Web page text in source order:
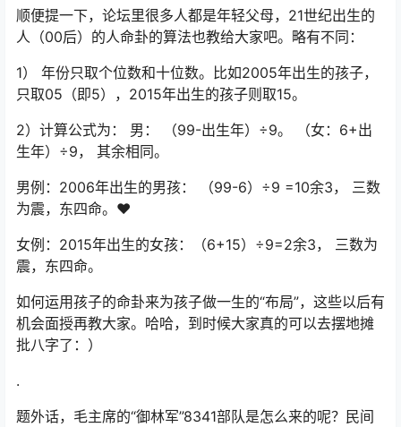
顺便提一下，论坛里很多人都是年轻父母，21世纪出生的
人（00后）的人命卦的算法也教给大家吧。略有不同：
1） 年份只取个位数和十位数。比如2005年出生的孩子，
只取05（即5），2015年出生的孩子则取15。
2）计算公式为： 男： （99-出生年）÷9。 （女：6+出
生年）÷9， 其余相同。
男例：2006年出生的男孩： （99-6）÷9 =10余3， 三数
为震，东四命。❤️
女例：2015年出生的女孩：（6+15）÷9=2余3， 三数为
震，东四命。
如何运用孩子的命卦来为孩子做一生的“布局”，这些以后有
机会面授再教大家。哈哈，到时候大家真的可以去摆地摊
批八字了：）
.
题外话，毛主席的“御林军”8341部队是怎么来的呢？民间